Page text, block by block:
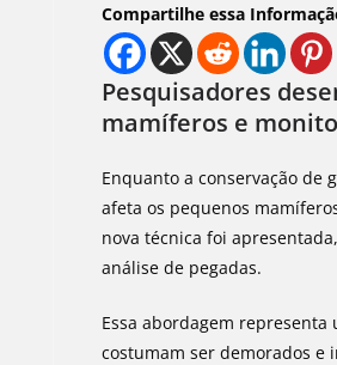
Compartilhe essa
Pesquisadores
mamíferos e
Enquanto a conservação de
afeta os pequenos
nova técnica foi
análise de pegadas.
Essa abordagem
costumam ser demorados e